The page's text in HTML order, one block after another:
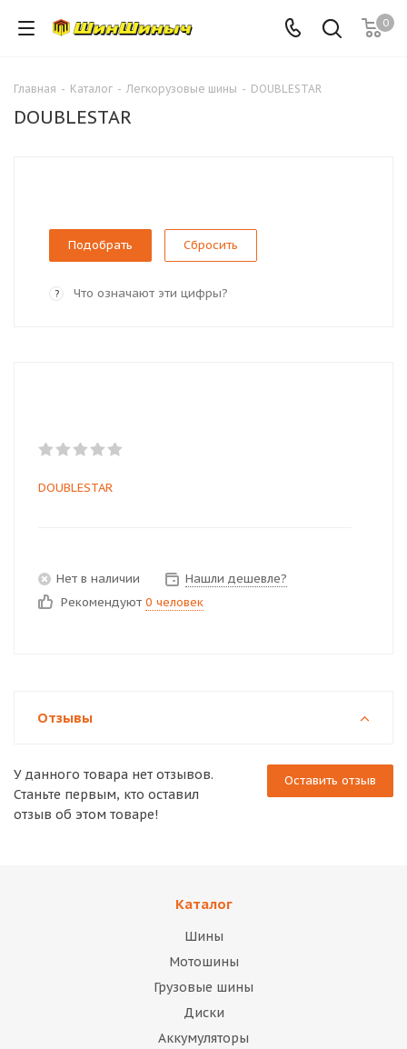
0
Главная - Каталог - Легкорузовые шины - DOUBLESTAR
DOUBLESTAR
Сбросить
? Что означают эти цифры?
DOUBLESTAR
Нет в наличии
Нашли дешевле?
Рекомендуют 0 человек
Отзывы
Оставить отзыв
У данного товара нет отзывов.
Станьте первым, кто оставил
отзыв об этом товаре!
Каталог
Шины
Мотошины
Грузовые шины
Диски
Аккумуляторы